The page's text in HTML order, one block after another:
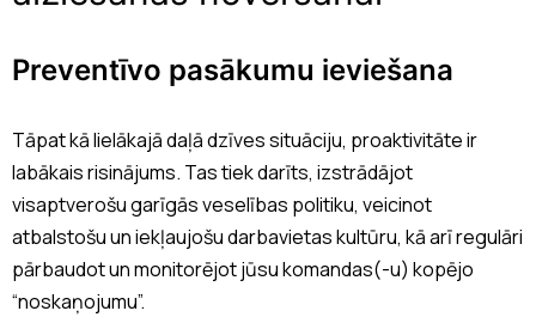
Preventīvo pasākumu ieviešana
Tāpat kā lielākajā daļā dzīves situāciju, proaktivitāte ir
labākais risinājums. Tas tiek darīts, izstrādājot
visaptverošu garīgās veselības politiku, veicinot
atbalstošu un iekļaujošu darbavietas kultūru, kā arī regulāri
pārbaudot un monitorējot jūsu komandas(-u) kopējo
“noskaņojumu”.